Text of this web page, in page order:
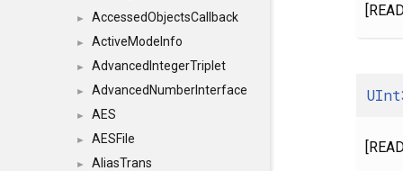
► AccessedObjectsCallback
► ActiveModeInfo
► AdvancedIntegerTriplet
► AdvancedNumberInterface
► AES
► AESFile
► AliasTrans